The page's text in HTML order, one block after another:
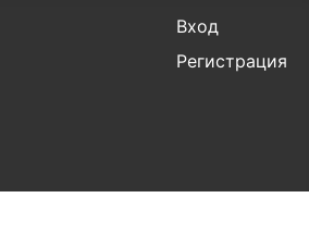
Вход
Регистрация